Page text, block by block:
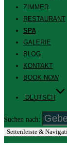
ZIMMER
RESTAURANT
SPA
GALERIE
BLOG
KONTAKT
BOOK NOW
DEUTSCH
Suchen nach:
Seitenleiste &